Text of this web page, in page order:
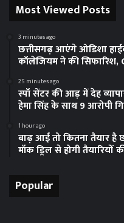
Most Viewed Posts
3 minutes ago
छत्तीसगढ़ आएंगे ओडिशा
कॉलेजियम ने की सिफारिश,
25 minutes ago
स्पॉ सेंटर की आड़ में देह
हेमा सिंह के साथ 9 आरोपी
1 hour ago
बाढ़ आई तो कितना तैयार
मॉक ड्रिल से होगी तैयारियों
Popular